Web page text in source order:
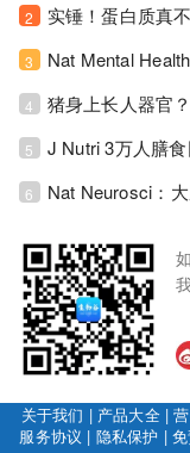
2
3
4
5
6
关于我们 | 产品大全|
服务协议 | 隐私保护 |